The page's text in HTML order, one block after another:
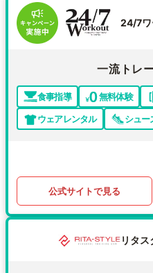
24/7ワ
一流トレ
食事指導 無料体験
ウェアレンタル
シュー
公式サイトで見る
リタス